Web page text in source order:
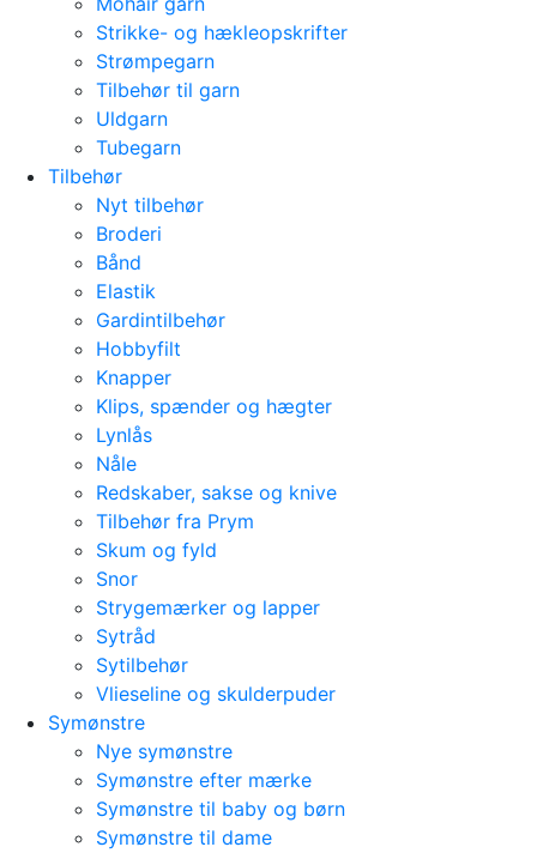
Strikke- og hækleopskrifter
Strømpegarn
Tilbehør til garn
Uldgarn
Tubegarn
Tilbehør
Nyt tilbehør
Broderi
Bånd
Elastik
Gardintilbehør
Hobbyfilt
Knapper
Klips, spænder og hægter
Lynlås
Nåle
Redskaber, sakse og knive
Tilbehør fra Prym
Skum og fyld
Snor
Strygemærker og lapper
Sytråd
Sytilbehør
Vlieseline og skulderpuder
Symønstre
Nye symønstre
Symønstre efter mærke
Symønstre til baby og børn
Symønstre til dame